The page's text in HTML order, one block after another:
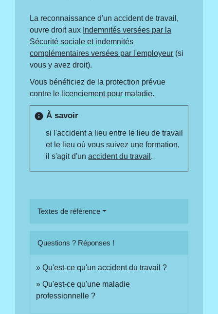
La reconnaissance d'un accident de travail,
ouvre droit aux Indemnités versées par la
Sécurité sociale et indemnités
complémentaires versées par l'employeur (si
vous y avez droit).
Vous bénéficiez de la protection prévue
contre le licenciement pour maladie.
info À savoir
si l'accident a lieu entre le lieu de travail
et le lieu où vous suivez une formation,
il s'agit d'unaccident du travail .
Textes de référence
Questions ? Réponses !
Qu'est-ce qu'un accident du travail ?
Qu'est-ce qu'une maladie
professionnelle ?